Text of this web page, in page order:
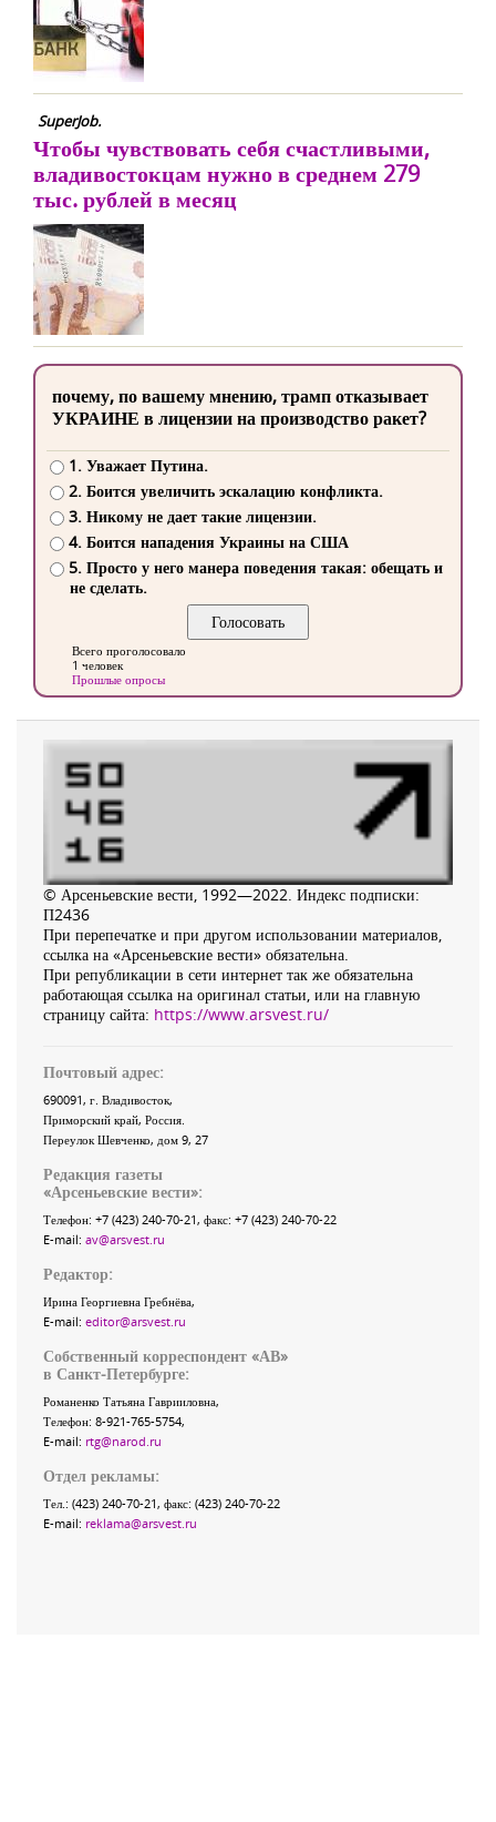
SuperJob.
Чтобы чувствовать себя счастливыми,
владивостокцам нужно в среднем 279
тыс. рублей в месяц
почему, по вашему мнению, трамп отказывает
УКРАИНЕ в лицензии на производство ракет?
1. Уважает Путина.
2. Боится увеличить эскалацию конфликта.
3. Никому не дает такие лицензии.
4. Боится нападения Украины на США
5. Просто у него манера поведения такая: обещать и
не сделать.
Всего проголосовало
1 человек
Прошлые опросы
© Арсеньевские вести, 1992—2022. Индекс подписки:
П2436
При перепечатке и при другом использовании материалов,
ссылка на «Арсеньевские вести» обязательна.
При републикации в сети интернет так же обязательна
работающая ссылка на оригинал статьи, или на главную
страницу сайта: https://www.arsvest.ru/
Почтовый адрес:
690091, г. Владивосток,
Приморский край, Россия
Переулок Шевченко, дом 9, 27
Редакция газеты
«Арсеньевские вести»:
Телефон: +7 (423) 240-70-21, факс: +7 (423) 240-70-22
E-mail: av@arsvest.ru
Редактор:
Ирина Георгиевна Гребнёва,
E-mail: editor@arsvest.ru
Собственный корреспондент «АВ»
в Санкт-Петербурге:
Романенко Татьяна Гаврииловна,
Телефон: 8-921-765-5754,
E-mail: rtg@narod.ru
Отдел рекламы:
Тел.: (423) 240-70-21, факс: (423) 240-70-22
E-mail: reklama@arsvest.ru